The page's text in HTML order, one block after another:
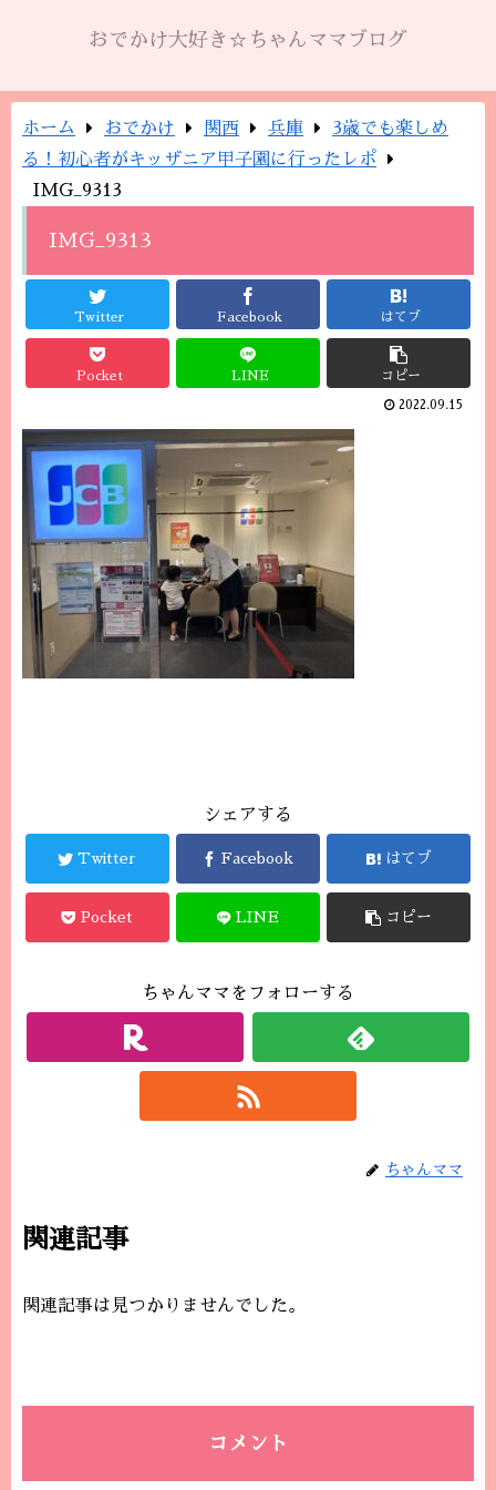
おでかけ大好き☆ちゃんママブログ
ホーム おでかけ 関西 兵庫
3歳でも楽しめ
る！初心者がキッザニア甲子園に行ったレポ
IMG_9313
IMG_9313
Twitter Facebook はてブ
Pocket LINE コピー
2022.09.15
シェアする
Twitter Facebook はてブ
Pocket LINE コピー
ちゃんママをフォローする
ちゃんママ
関連記事
関連記事は見つかりませんでした。
コメント